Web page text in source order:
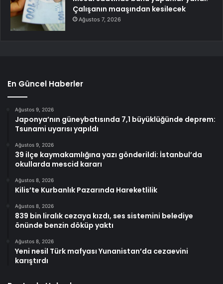
Çalışanın maaşından kesilecek
Ağustos 7, 2026
En Güncel Haberler
Ağustos 9, 2026
Japonya’nın güneybatısında 7,1 büyüklüğünde deprem:
Tsunami uyarısı yapıldı
Ağustos 9, 2026
39 ilçe kaymakamlığına yazı gönderildi: İstanbul’da
okullarda mescid kararı
Ağustos 8, 2026
Kilis’te Kurbanlık Pazarında Hareketlilik
Ağustos 8, 2026
839 bin liralık cezaya kızdı, ses sistemini belediye
önünde benzin döküp yaktı
Ağustos 8, 2026
Yeni nesil Türk mafyası Yunanistan’da cezaevini
karıştırdı